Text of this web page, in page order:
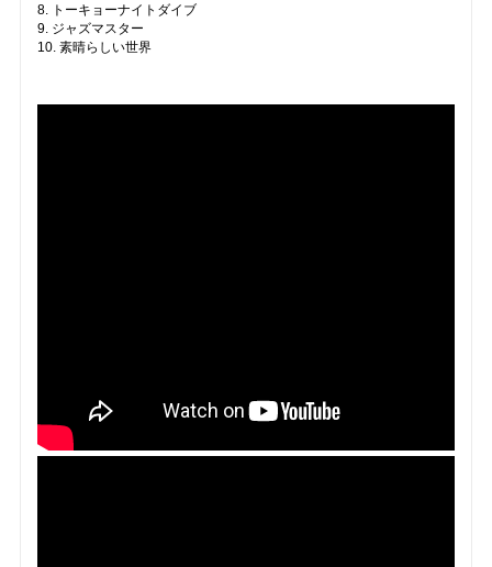
8. トーキョーナイトダイブ
9. ジャズマスター
10. 素晴らしい世界